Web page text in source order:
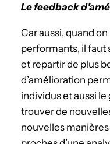
Le feedback
Car aussi, quand on
performants, il faut
et repartir de plus
d’amélioration
individus et aussi le
trouver de
nouvelles